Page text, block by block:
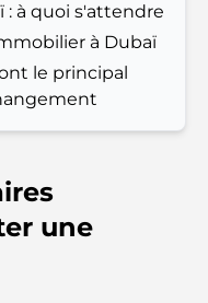
du luxe et des
famille à Dubaï :
de Dubaï : votre
à quoi s'attendre
à Dubaï
le principal
une